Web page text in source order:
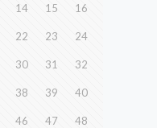
14 15 16
22 23 24
30 31 32
38 39 40
46 47 48